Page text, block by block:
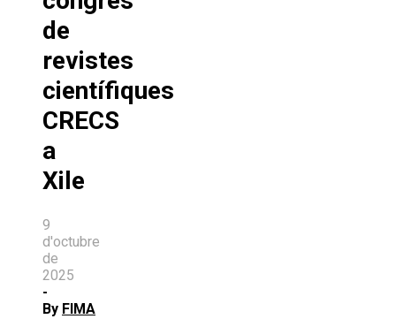
de
revistes
científiques
CRECS
a
Xile
9
d'octubre
de
2025
-
By FIMA